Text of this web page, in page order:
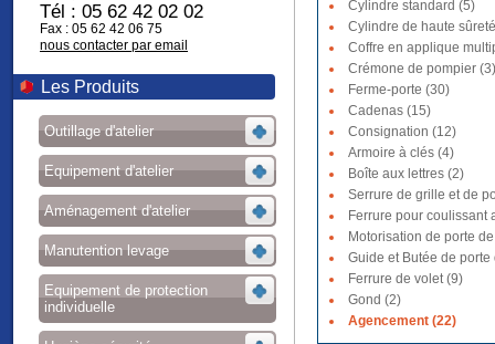
Tél : 05 62 42 02 02
Fax : 05 62 42 06 75
nous contacter par email
Les Produits
Outillage d'atelier
Equipement d'atelier
Aménagement d'atelier
Manutention levage
Equipement de protection
individuelle
Cylindre standard (5)
Cylindre de haute
Coffre en applique
Crémone de pompier (3)
Ferme-porte (30)
Cadenas (15)
Consignation (12)
Armoire à clés (4)
Boîte aux lettres (2)
Serrure de grille et de
Ferrure pour coulissant
Motorisation de porte
Guide et Butée de
Ferrure de volet (9)
Gond (2)
Agencement (22)